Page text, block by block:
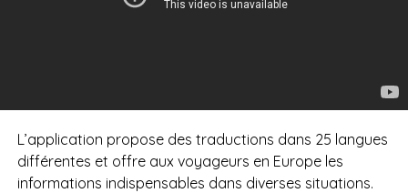
L’application propose des traductions dans 25 langues
différentes et offre aux voyageurs en Europe les
informations indispensables dans diverses situations.